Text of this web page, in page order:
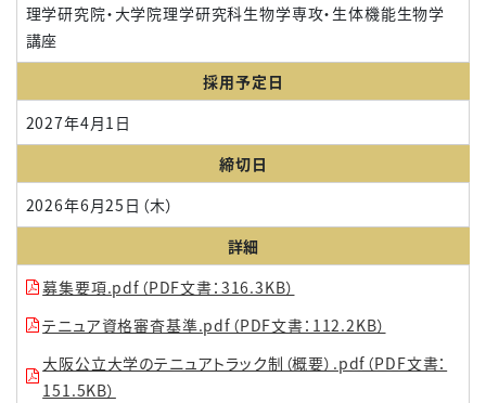
理学研究院・大学院理学研究科生物学専攻・生体機能生物学
講座
採用予定日
2027年4月1日
締切日
2026年6月25日（木）
詳細
募集要項.pdf（PDF文書：316.3KB）
テニュア資格審査基準.pdf（PDF文書：112.2KB）
大阪公立大学のテニュアトラック制（概要）.pdf（PDF文書：
151.5KB）